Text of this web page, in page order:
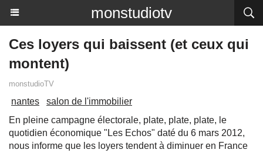
monstudiotv
Ces loyers qui baissent (et ceux qui
montent)
monstudioTV
nantes
salon de l'immobilier
En pleine campagne électorale, plate, plate, plate, le
quotidien économique "Les Echos" daté du 6 mars 2012,
nous informe que les loyers tendent à diminuer en France